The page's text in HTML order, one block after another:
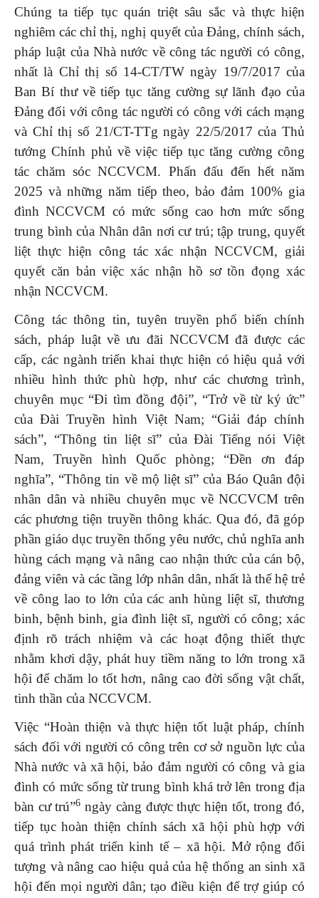
Chúng ta tiếp tục quán triệt sâu sắc và thực hiện
nghiêm các chỉ thị, nghị quyết của Đảng, chính sách,
pháp luật của Nhà nước về công tác người có công,
nhất là Chỉ thị số 14-CT/TW ngày 19/7/2017 của
Ban Bí thư về tiếp tục tăng cường sự lãnh đạo của
Đảng đối với công tác người có công với cách mạng
và Chỉ thị số 21/CT-TTg ngày 22/5/2017 của Thủ
tướng Chính phủ về việc tiếp tục tăng cường công
tác chăm sóc NCCVCM. Phấn đấu đến hết năm
2025 và những năm tiếp theo, bảo đảm 100% gia
đình NCCVCM có mức sống cao hơn mức sống
trung bình của Nhân dân nơi cư trú; tập trung, quyết
liệt thực hiện công tác xác nhận NCCVCM, giải
quyết căn bản việc xác nhận hồ sơ tồn đọng xác
nhận NCCVCM.
Công tác thông tin, tuyên truyền phổ biến chính
sách, pháp luật về ưu đãi NCCVCM đã được các
cấp, các ngành triển khai thực hiện có hiệu quả với
nhiều hình thức phù hợp, như các chương trình,
chuyên mục “Đi tìm đồng đội”, “Trở về từ ký ức”
của Đài Truyền hình Việt Nam; “Giải đáp chính
sách”, “Thông tin liệt sĩ” của Đài Tiếng nói Việt
Nam, Truyền hình Quốc phòng; “Đền ơn đáp
nghĩa”, “Thông tin về mộ liệt sĩ” của Báo Quân đội
nhân dân và nhiều chuyên mục về NCCVCM trên
các phương tiện truyền thông khác. Qua đó, đã góp
phần giáo dục truyền thống yêu nước, chủ nghĩa anh
hùng cách mạng và nâng cao nhận thức của cán bộ,
đảng viên và các tầng lớp nhân dân, nhất là thế hệ trẻ
về công lao to lớn của các anh hùng liệt sĩ, thương
binh, bệnh binh, gia đình liệt sĩ, người có công; xác
định rõ trách nhiệm và các hoạt động thiết thực
nhằm khơi dậy, phát huy tiềm năng to lớn trong xã
hội để chăm lo tốt hơn, nâng cao đời sống vật chất,
tinh thần của NCCVCM.
Việc “Hoàn thiện và thực hiện tốt luật pháp, chính
sách đối với người có công trên cơ sở nguồn lực của
Nhà nước và xã hội, bảo đảm người có công và gia
đình có mức sống từ trung bình khá trở lên trong địa
bàn cư trú”6 ngày càng được thực hiện tốt, trong đó,
tiếp tục hoàn thiện chính sách xã hội phù hợp với
quá trình phát triển kinh tế – xã hội. Mở rộng đối
tượng và nâng cao hiệu quả của hệ thống an sinh xã
hội đến mọi người dân; tạo điều kiện để trợ giúp có